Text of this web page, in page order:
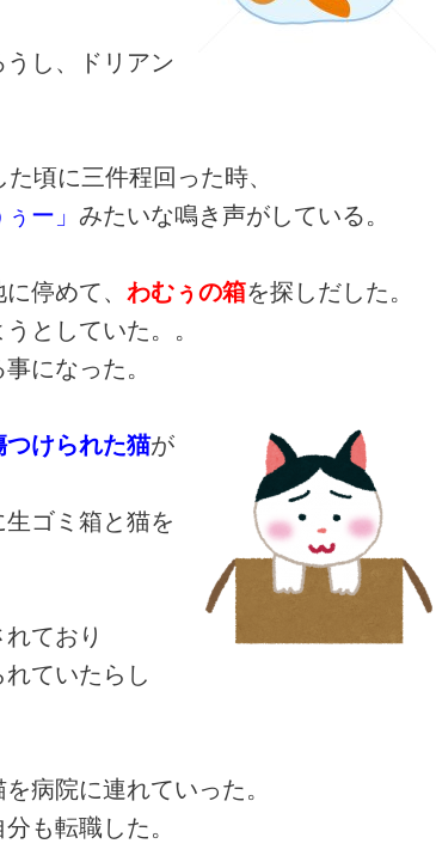
し、ドリアン
頃に三件程回った時、
ー」 みたいな鳴き声がしている。
停めて、 わむぅの箱を探しだした。
としていた。。
になった。
つけられた猫が
ゴミ箱と猫を
れており
ていたらし
病院に連れていった。
も転職した。